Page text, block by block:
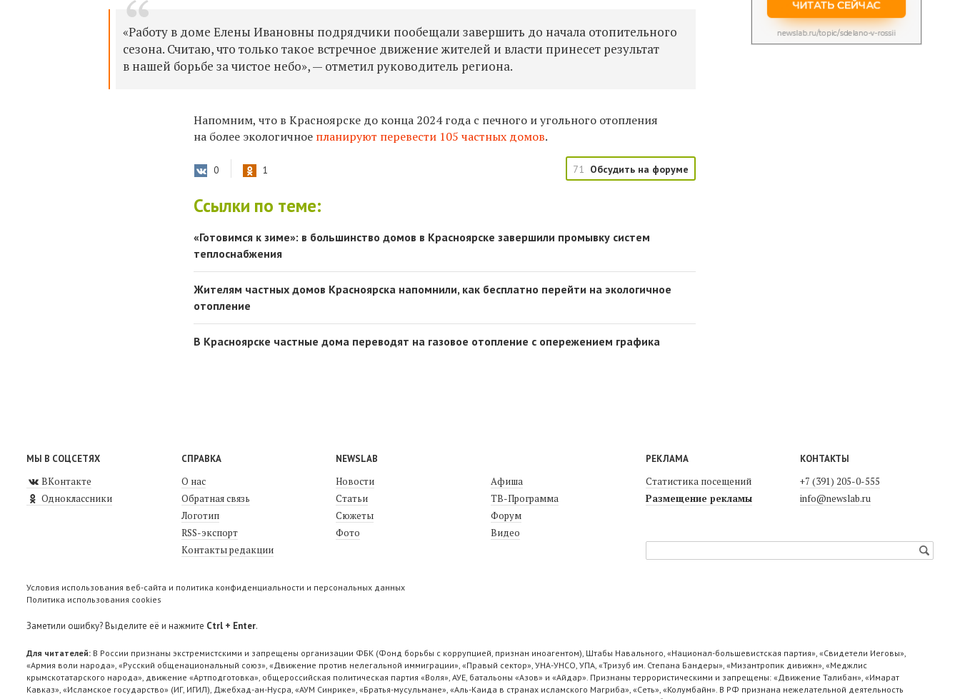
«Работу в доме Елены Ивановны подрядчики пообещали завершить до начала отопительного
сезона. Считаю, что только такое встречное движение жителей и власти принесет результат
в нашей борьбе за чистое небо», — отметил руководитель региона.
Напомним, что в Красноярске до конца 2024 года с печного и угольного отопления
на более экологичное планируют перевести 105 частных домов.
0 1 71 Обсудить на форуме
Ссылки по теме:
«Готовимся к зиме»: в большинство домов в Красноярске завершили промывку систем
теплоснабжения
Жителям частных домов Красноярска напомнили, как бесплатно перейти на экологичное
отопление
В Красноярске частные дома переводят на газовое отопление с опережением графика
МЫ В СОЦСЕТЯХ
ВКонтакте
Одноклассники
СПРАВКА
О нас
Обратная связь
Логотип
RSS-экспорт
Контакты редакции
NEWSLAB
Новости
Статьи
Сюжеты
Фото
Афиша
ТВ-Программа
Форум
Видео
РЕКЛАМА
Статистика посещений
Размещение рекламы
КОНТАКТЫ
+7 (391) 205-0-555
info@newslab.ru
Условия использования веб-сайта и политика конфиденциальности и персональных данных
Политика использования cookies
Заметили ошибку? Выделите её и нажмите Ctrl + Enter.
Для читателей: В России признаны экстремистскими и запрещены организации ФБК (Фонд борьбы с коррупцией, признан иноагентом), Штабы Навального, «Национал-большевистская партия», «Свидетели Иеговы»,
«Армия воли народа», «Русский общенациональный союз», «Движение против нелегальной иммиграции», «Правый сектор», УНА-УНСО, УПА, «Тризуб им. Степана Бандеры», «Мизантропик дивижн», «Меджлис
крымскотатарского народа», движение «Артподготовка», общероссийская политическая партия «Воля», АУЕ, батальоны «Азов» и «Айдар». Признаны террористическими и запрещены: «Движение Талибан», «Имарат
Кавказ», «Исламское государство» (ИГ, ИГИЛ), Джебхад-ан-Нусра, «АУМ Синрике», «Братья-мусульмане», «Аль-Каида в странах исламского Магриба», «Сеть», «Колумбайн». В РФ признана нежелательной деятельность